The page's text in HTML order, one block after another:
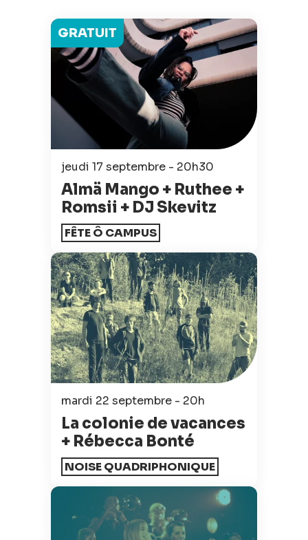
jeudi 17 septembre - 20h30
Almä Mango + Ruthee +
Romsii + DJ Skevitz
FÊTE Ô CAMPUS
GRATUIT
mardi 22 septembre - 20h
La colonie de vacances
+ Rébecca Bonté
NOISE QUADRIPHONIQUE